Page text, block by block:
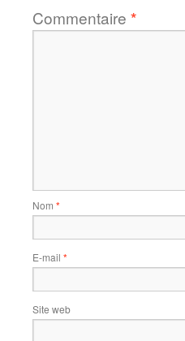
Commentaire *
Nom *
E-mail *
Site web